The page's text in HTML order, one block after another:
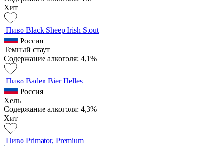
Хит
Пиво Black Sheep Irish Stout
Россия
Темный стаут
Содержание алкоголя: 4,1%
Пиво Baden Bier Helles
Россия
Хель
Содержание алкоголя: 4,3%
Хит
Пиво Primator, Premium